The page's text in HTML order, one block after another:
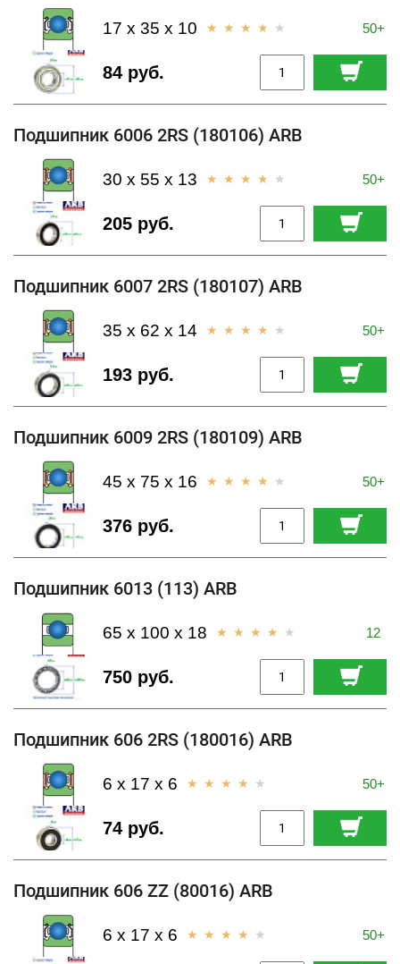
50+
84 руб.
17 x 35 x 10
Подшипник 6006 2RS (180106) ARB
50+
205 руб.
30 x 55 x 13
Подшипник 6007 2RS (180107) ARB
50+
193 руб.
35 x 62 x 14
Подшипник 6009 2RS (180109) ARB
50+
376 руб.
45 x 75 x 16
Подшипник 6013 (113) ARB
12
750 руб.
65 x 100 x 18
Подшипник 606 2RS (180016) ARB
50+
74 руб.
6 x 17 x 6
Подшипник 606 ZZ (80016) ARB
50+
6 x 17 x 6